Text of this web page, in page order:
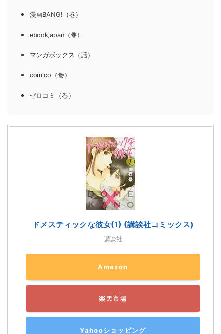
漫画BANG!（巻）
ebookjapan（巻）
マンガボックス（話）
comico（巻）
ゼロコミ（巻）
ドメスティックな彼女(1) (講談社コミックス)
講談社
Amazon
楽天市場
Yahooショッピング